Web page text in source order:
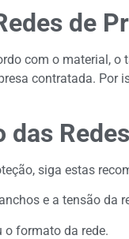
de
com o material,
contratada. Por
das
siga estas
e a tensão da
o formato da rede.